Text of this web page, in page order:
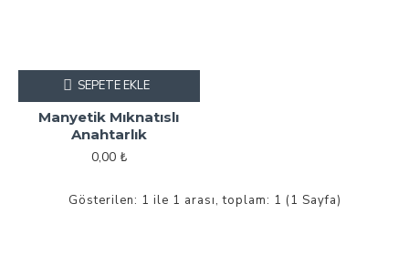
Manyetik Mıknatıslı
Anahtarlık
0,00 ₺
SEPETE EKLE
Gösterilen: 1 ile 1 arası, toplam: 1 (1 Sayfa)